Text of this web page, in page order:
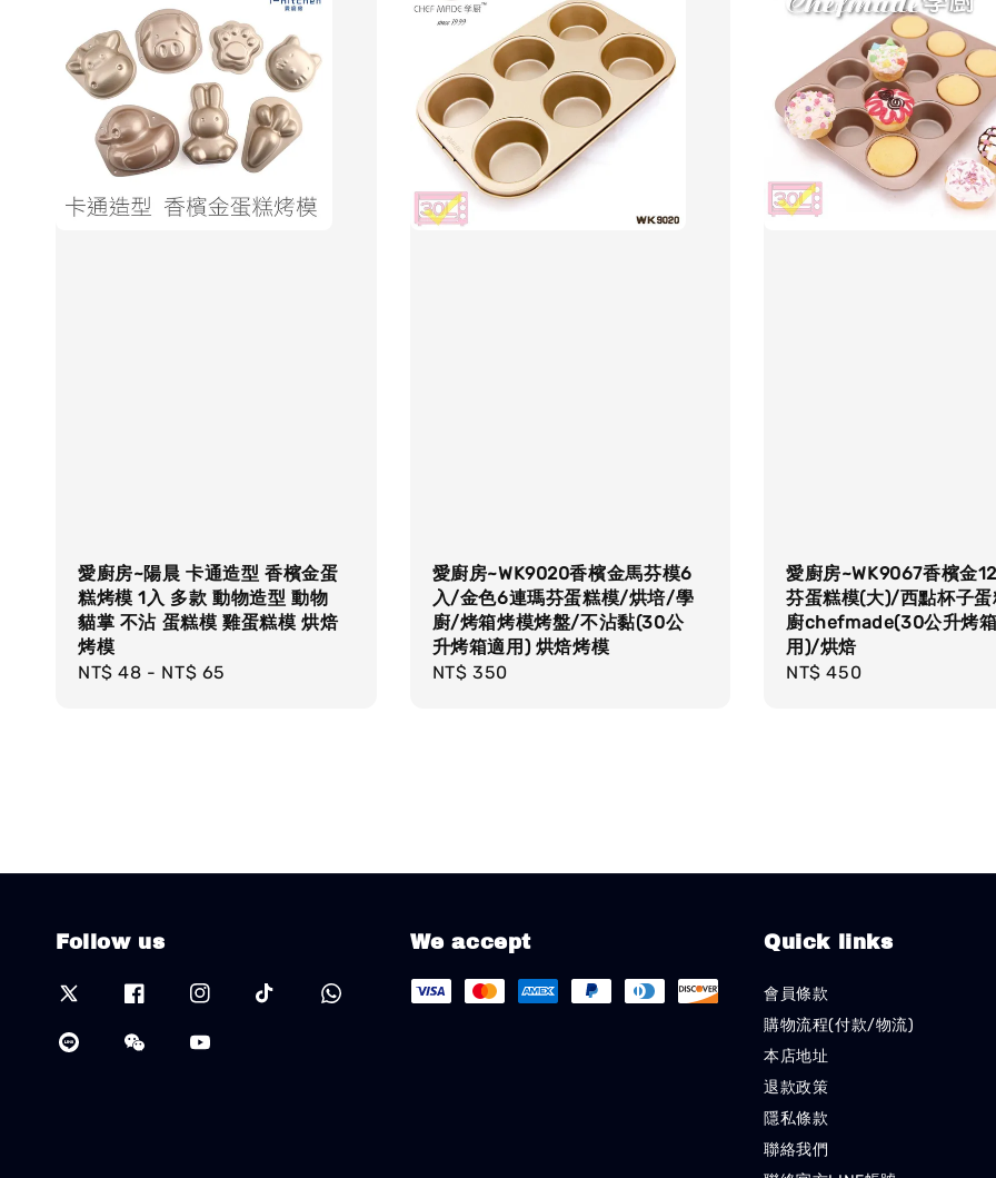
愛廚房~陽晨 卡通造型 香檳金蛋
糕烤模 1入 多款 動物造型 動物
貓掌 不沾 蛋糕模 雞蛋糕模 烘焙
烤模
Regular
NT$ 48 - NT$ 65
愛廚房~WK9020香檳金馬芬模6
入/金色6連瑪芬蛋糕模/烘培/學
廚/烤箱烤模烤盤/不沾黏(30公
升烤箱適用) 烘焙烤模
Regular
NT$ 350
愛廚房~WK9067香檳金
芬蛋糕模(大)/西點杯子
廚chefmade(30公升烤
用)/烘焙
Regular
NT$ 450
Follow us We accept Quick links
會員條款
購物流程(付款/物流)
本店地址
退款政策
隱私條款
聯絡我們